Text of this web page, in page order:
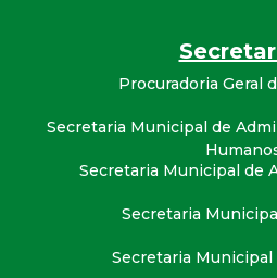
Procuradoria Geral
Secretaria Municipal de
Secretaria Municipal de
Secretaria
Secretaria Municipal